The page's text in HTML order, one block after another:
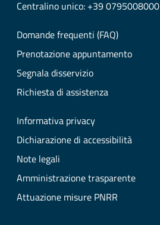
Centralino unico: +39 0795008000
Domande frequenti (FAQ)
Prenotazione appuntamento
Segnala disservizio
Richiesta di assistenza
Informativa privacy
Dichiarazione di accessibilità
Note legali
Amministrazione trasparente
Attuazione misure PNRR